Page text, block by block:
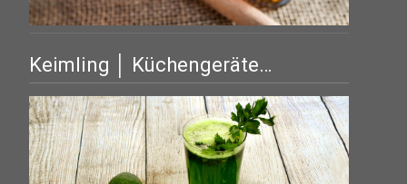
Keimling │ Küchengeräte…